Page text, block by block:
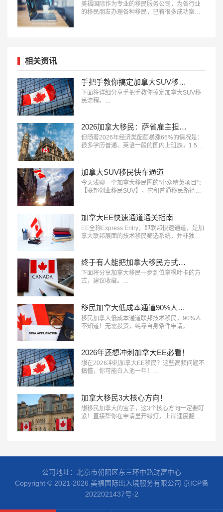
美福国际作为专业的移民服务公司，为各行业
的移民朋友办理各种移民，已有很多成功案
相关资讯
手把手教你搞定加拿大SUV移民流程
下面将详细分享手把手教你搞定加拿大SUV移
民流程。…
2026加拿大移民：萨省雇主担保，轻松拿PR
但随着2026年经济类配额暴涨66%的情况是：
很多学历普通、英语一般的国内上班族，1.5年
低、审批最快的加拿大省提名项目之一。…
加拿大SUV移民快车通道
今天浅聊一个加拿大移民圈的“小众精英项目”：
【联邦创业移民SUV​】，它和普通移民路径不
加拿大EE快速通道通关指南
EE全称Express Entry，即联邦快速通道，是加
拿大联邦层面的技术移民筛选系统，并非独立
打分制，移民局定期邀请高分申请人递交PR申
请，医疗、技工、法语人才成了优先邀请对
象。…
终于有人能把加拿大移民方式说清楚了
下面将分享加拿大移民​一步到位拿枫叶卡的方
式，建议收藏。…
移民加拿大低成本通道90%人不知道！
移民加拿大低成本通道联邦技术移民，90%人
不知道！无需投资，纯靠自身条件申请。…
2026年还想冲刺加拿大EE必看！
想在2026冲刺加拿大EE移民​？这些高频问题不
搞懂，你可能白入池一年！…
加拿大移民3大核心方向！
想移民加拿大的宝子，这3个核心方向一定要盯
紧！直接帮你在申请里开绿灯，上岸速度翻
公司地址：北京市朝阳区东三环中路财富中心
Copyright © 2021-2026 美福国际出入境服务有限公司 京ICP备
2022021437号-2